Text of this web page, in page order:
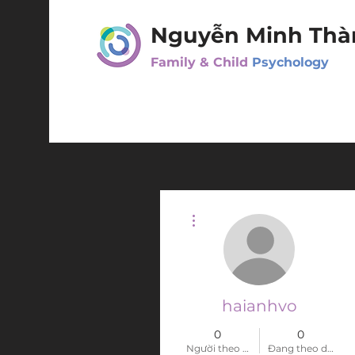
Nguyễn Minh
Family & Child Psychology
haianhvo
0
Người theo dõi
0
Đang theo dõi